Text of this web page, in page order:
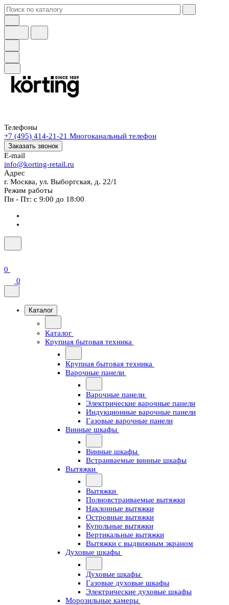
Телефоны
+7 (495) 414-21-21 Многоканальный телефон
Заказать звонок
E-mail
info@korting-retail.ru
Адрес
г. Москва, ул. Выборгская, д. 22/1
Режим работы
Пн - Пт: с 9:00 до 18:00
0
0
Каталог
Каталог
Крупная бытовая техника
Крупная бытовая техника
Варочные панели
Варочные панели
Электрические варочные панели
Индукционные варочные панели
Газовые варочные панели
Винные шкафы
Винные шкафы
Встраиваемые винные шкафы
Вытяжки
Вытяжки
Полновстраиваемые вытяжки
Наклонные вытяжки
Островные вытяжки
Купольные вытяжки
Вертикальные вытяжки
Вытяжки с выдвижным экраном
Духовые шкафы
Духовые шкафы
Газовые духовые шкафы
Электрические духовые шкафы
Морозильные камеры